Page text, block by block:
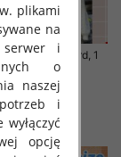
Roz Standard, 1
Paczka 3 szt
zł
plikami
na
serwer i
o
naszej
i
opcję